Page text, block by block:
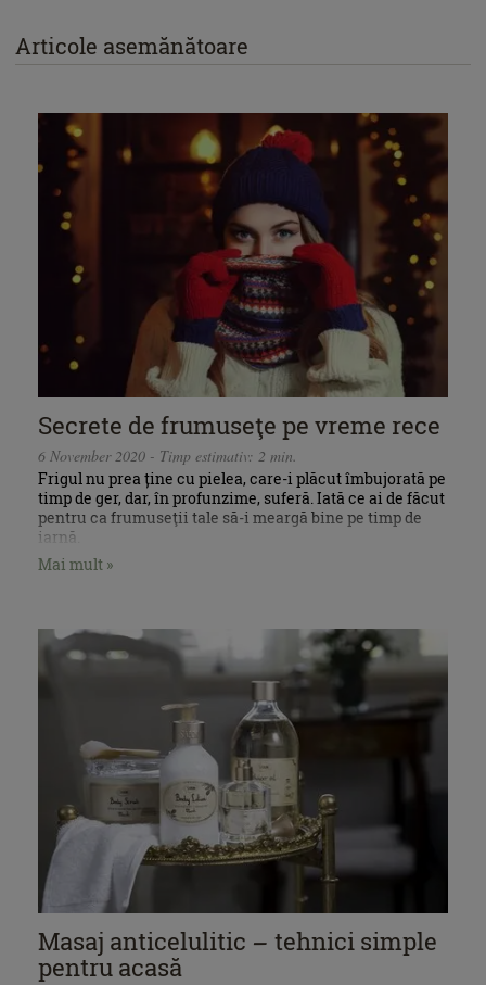
Articole asemănătoare
Secrete de frumuseţe pe vreme rece
6 November 2020 - Timp estimativ: 2 min.
Frigul nu prea ține cu pielea, care-i plăcut îmbujorată pe
timp de ger, dar, în profunzime, suferă. Iată ce ai de făcut
pentru ca frumuseţii tale să-i meargă bine pe timp de
iarnă.
Mai mult »
Masaj anticelulitic – tehnici simple
pentru acasă